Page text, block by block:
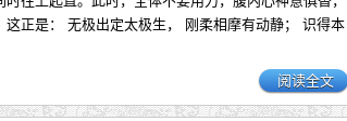
正是： 无极出定太极生， 刚柔相摩有动静； 识得本
阅读全文